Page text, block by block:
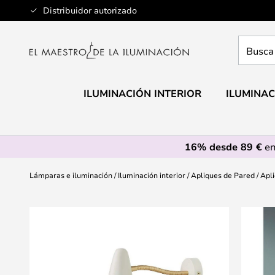
Distribuidor autorizado
Ir
al
aquí
ILUMINACIÓN INTERIOR
16% desde 89 €
Lámparas e iluminación Iluminación interior Apliques de Pared